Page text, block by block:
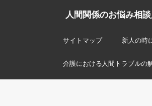
人間関係のお悩み相
サイトマップ 新人の時
介護における人間トラブルの